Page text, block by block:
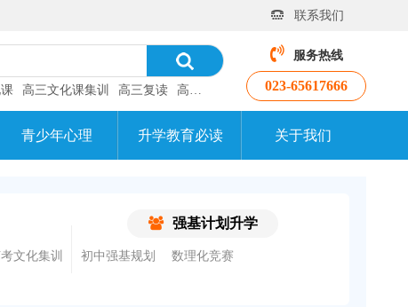
联系我们
服务热线
023-65617666
高三文化课集训 高三复读 高考补习班
青少年心理 升学教育必读 关于我们
文化集训
强基计划升学
初中强基规划 数理化竞赛